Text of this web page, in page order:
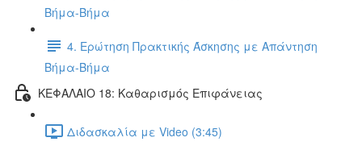
Βήμα-Βήμα
4. Ερώτηση Πρακτικής Άσκησης με Απάντηση
Βήμα-Βήμα
ΚΕΦΑΛΑΙΟ 18: Καθαρισμός Επιφάνειας
Διδασκαλία με Video (3:45)